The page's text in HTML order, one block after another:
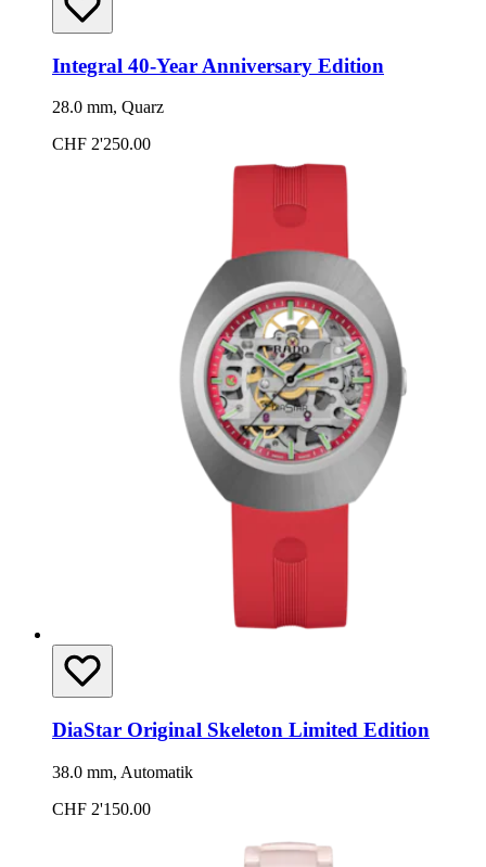
Integral 40-Year Anniversary Edition
28.0 mm, Quarz
CHF 2'250.00
DiaStar Original Skeleton Limited Edition
38.0 mm, Automatik
CHF 2'150.00